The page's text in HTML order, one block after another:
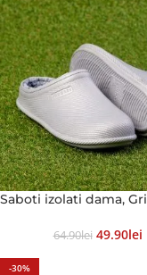
Saboti izolati dama, Gri
64.90Lei 49.90Lei
-30%